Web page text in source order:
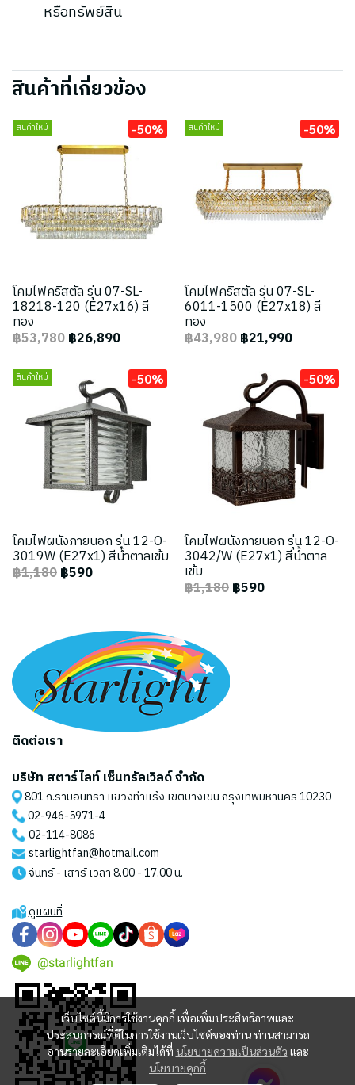
หรือทรัพย์สิน
สินค้าที่เกี่ยวข้อง
สินค้าใหม่ -50%
โคมไฟคริสตัล รุ่น 07-SL-
18218-120 (E27x16) สี
ทอง
฿53,780฿26,890
สินค้าใหม่ -50%
โคมไฟคริสตัล รุ่น 07-SL-
6011-1500 (E27x18) สี
ทอง
฿43,980฿21,990
สินค้าใหม่ -50%
โคมไฟผนังภายนอก รุ่น 12-O-
3019W (E27x1) สีน้ำตาลเข้ม
฿1,180฿590
-50%
โคมไฟผนังภายนอก รุ่น 12-O-
3042/W (E27x1) สีน้ำตาล
เข้ม
฿1,180฿590
เว็บไซต์นี้มีการใช้งานคุกกี้ เพื่อเพิ่มประสิทธิภาพและ
ประสบการณ์ที่ดีในการใช้งานเว็บไซต์ของท่าน ท่านสามารถ
อ่านรายละเอียดเพิ่มเติมได้ที่ นโยบายความเป็นส่วนตัว และ
นโยบายคุกกี้
ติดต่อเรา
บริษัท สตาร์ไลท์ เซ็นทรัลเวิลด์ จำกัด
801 ถ.รามอินทรา แขวงท่าแร้ง เขตบางเขน กรุงเทพมหานคร 10230
02-946-5971-4
02-114-8086
starlightfan@hotmail.com
จันทร์ - เสาร์ เวลา 8.00 - 17.00 น.
ดูแผนที่
@starlightfan